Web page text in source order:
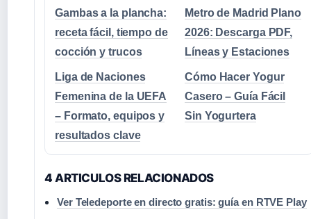
Gambas a la plancha:
receta fácil, tiempo de
cocción y trucos
Metro de Madrid Plano
2026: Descarga PDF,
Líneas y Estaciones
Liga de Naciones
Femenina de la UEFA
– Formato, equipos y
resultados clave
Cómo Hacer Yogur
Casero – Guía Fácil
Sin Yogurtera
4 ARTICULOS RELACIONADOS
Ver Teledeporte en directo gratis: guía en RTVE Play